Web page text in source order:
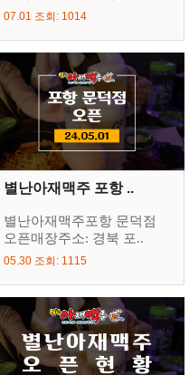
07.01 조회: 1014
별난아재맥주 포항 ..
별난아재맥주포항 문덕점
오픈매장주소: 경북 포..
05.30 조회: 1115